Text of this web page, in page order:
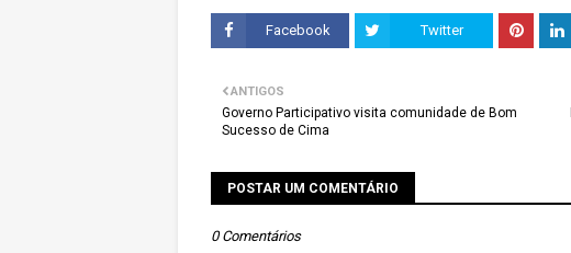
Facebook Twitter
ANTIGOS
Governo Participativo visita comunidade de Bom
Sucesso de Cima
POSTAR UM COMENTÁRIO
0 Comentários